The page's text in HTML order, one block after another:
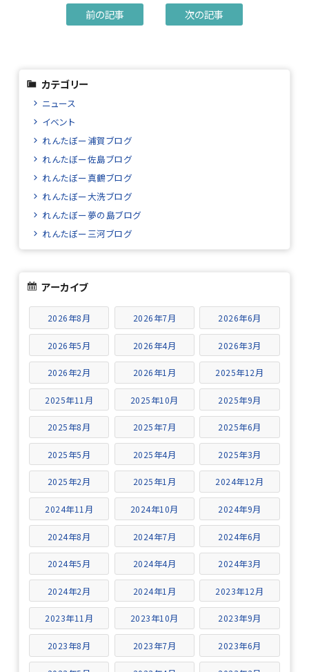
前の記事 次の記事
カテゴリー
ニュース
イベント
れんたぼー浦賀ブログ
れんたぼー佐島ブログ
れんたぼー真鶴ブログ
れんたぼー大洗ブログ
れんたぼー夢の島ブログ
れんたぼー三河ブログ
アーカイブ
2026年8月 2026年7月 2026年6月
2026年5月 2026年4月 2026年3月
2026年2月 2026年1月 2025年12月
2025年11月 2025年10月 2025年9月
2025年8月 2025年7月 2025年6月
2025年5月 2025年4月 2025年3月
2025年2月 2025年1月 2024年12月
2024年11月 2024年10月 2024年9月
2024年8月 2024年7月 2024年6月
2024年5月 2024年4月 2024年3月
2024年2月 2024年1月 2023年12月
2023年11月 2023年10月 2023年9月
2023年8月 2023年7月 2023年6月